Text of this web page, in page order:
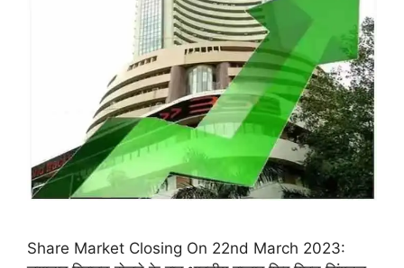
Share Market Closing On 22nd March 2023: